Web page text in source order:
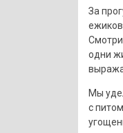
За
одни
Мы
с